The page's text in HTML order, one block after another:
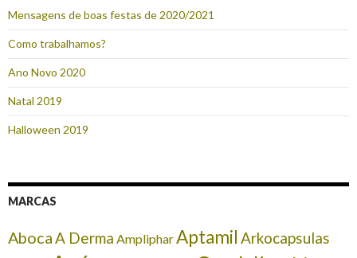
Mensagens de boas festas de 2020/2021
Como trabalhamos?
Ano Novo 2020
Natal 2019
Halloween 2019
MARCAS
AbocaA Derma AmplipharAptamil Arkocapsulas